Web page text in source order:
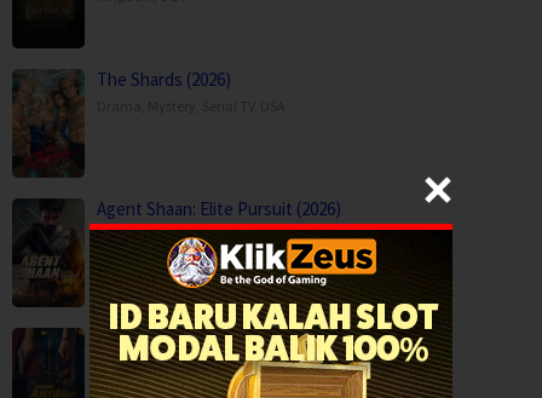
The Shards (2026)
Agent Shaan: Elite Pursuit (2026)
Action,Movies,
Anaganaga Australia Lo (2025)
Crime,Movies,Mystery,Thriller,